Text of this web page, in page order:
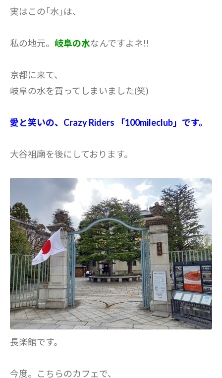
実はこの｢水｣は、
私の地元。 岐阜の水なんですよネ!!
京都に来て、
岐阜の水を買ってしまいました(笑)
愛と笑いの、Crazy Riders 「100mileclub」です。
大谷祖廟を後にしております。
長楽館です。
今度。こちらのカフェで、